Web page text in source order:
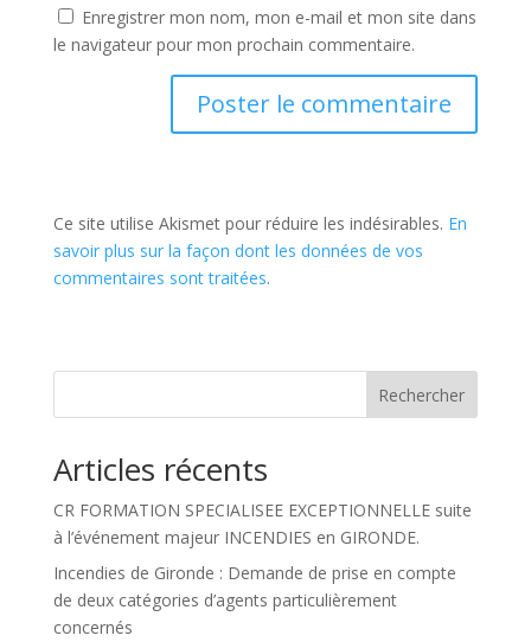
Enregistrer mon nom, mon e-mail et mon site dans
le navigateur pour mon prochain commentaire.
Ce site utilise Akismet pour réduire les indésirables. En
savoir plus sur la façon dont les données de vos
commentaires sont traitées.
Rechercher
Articles récents
CR FORMATION SPECIALISEE EXCEPTIONNELLE suite
à l’événement majeur INCENDIES en GIRONDE.
Incendies de Gironde : Demande de prise en compte
de deux catégories d’agents particulièrement
concernés